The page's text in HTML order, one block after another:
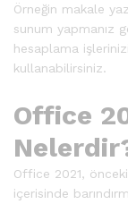
Örneğin makale
sunum yapmanız
hesaplama
kullanabilirsiniz.
Office
Office 2021,
içerisinde